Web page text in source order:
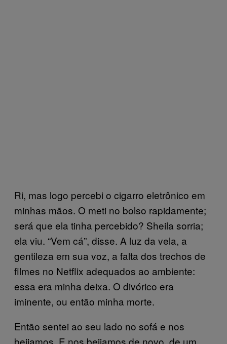
Ri, mas logo percebi o cigarro eletrônico em
minhas mãos. O meti no bolso rapidamente;
será que ela tinha percebido? Sheila sorria;
ela viu. “Vem cá”, disse. A luz da vela, a
gentileza em sua voz, a falta dos trechos de
filmes no Netflix adequados ao ambiente:
essa era minha deixa. O divórico era
iminente, ou então minha morte.
Então sentei ao seu lado no sofá e nos
beijamos. E nos beijamos de novo, de um